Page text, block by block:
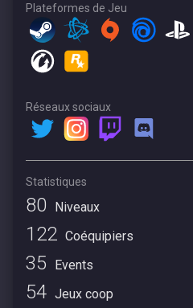
Plateformes de Jeu
Réseaux sociaux
Statistiques
80 Niveaux
122 Coéquipiers
35 Events
54 Jeux coop